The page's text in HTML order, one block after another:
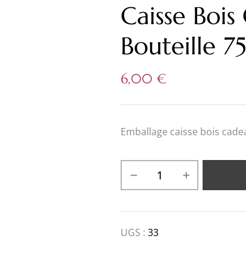
Caisse Bois
Bouteille
6,00€
Emballage caisse bois
UGS :33